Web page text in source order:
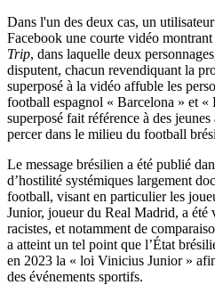
Dans l'un des deux cas, un
Facebook une courte vidéo
Trip, dans laquelle deux
disputent, chacun revendiquant la
superposé à la vidéo affuble les
football espagnol « Barcelona » et
superposé fait référence à des
percer dans le milieu du football
Le message brésilien a été publié
d’hostilité systémiques largement
football, visant en particulier les
Junior, joueur du Real Madrid, a
racistes, et notamment de
a atteint un tel point que l’État
en 2023 la « loi Vinicius Junior »
des événements sportifs.